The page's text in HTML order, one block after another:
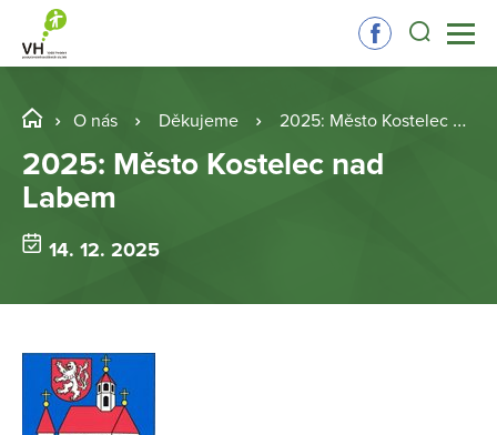
O nás Děkujeme 2025: Město Kostelec nad Labem
2025: Město Kostelec nad
Labem
14. 12. 2025